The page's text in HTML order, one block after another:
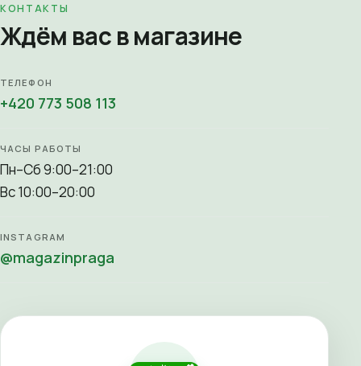
КОНТАКТЫ
Ждём вас в магазине
ТЕЛЕФОН
+420 773 508 113
ЧАСЫ РАБОТЫ
Пн–Сб 9:00–21:00
Вс 10:00–20:00
INSTAGRAM
@magazinpraga